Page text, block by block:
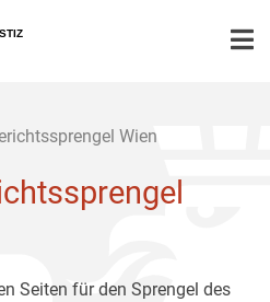
Wien
Seiten für den Sprengel des